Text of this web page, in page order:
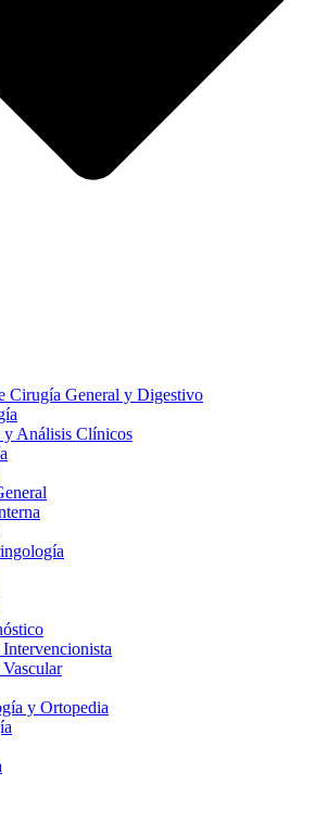
Cirugía General y Digestivo
y Análisis Clínicos
y Ortopedia